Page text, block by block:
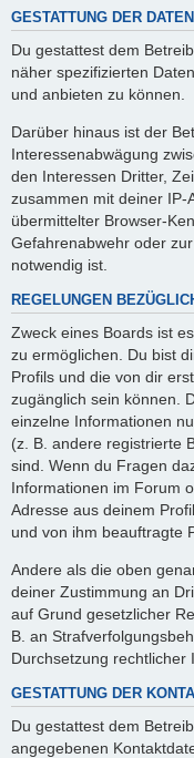
GESTATTUNG DER
Du gestattest dem
näher spezifizierten
und anbieten zu können.
Darüber hinaus ist der
Interessenabwägung
den Interessen Dritter,
zusammen mit deiner
übermittelter Browser-
Gefahrenabwehr oder
notwendig ist.
REGELUNGEN
Zweck eines Boards ist
zu ermöglichen. Du bist
Profils und die von dir
zugänglich sein können.
einzelne Informationen
(z. B. andere registrierte
sind. Wenn du Fragen
Informationen im Forum
Adresse aus deinem
und von ihm beauftragte
Andere als die oben
deiner Zustimmung an
auf Grund gesetzlicher
B. an
Durchsetzung rechtlicher
GESTATTUNG DER
Du gestattest dem
angegebenen